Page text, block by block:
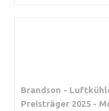
Brandson -
Preisträger 2025 -